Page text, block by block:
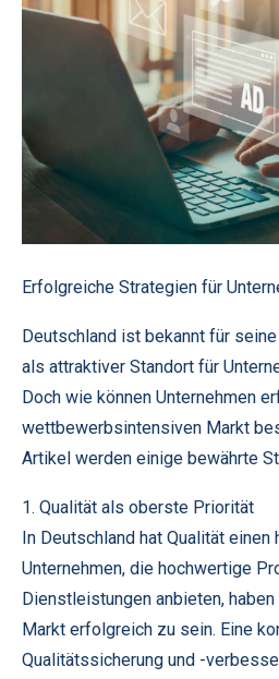
Erfolgreiche Strategien für
Deutschland ist bekannt für
als attraktiver Standort für
Doch wie können Unternehmen
wettbewerbsintensiven Markt
Artikel werden einige bewährte
1. Qualität als oberste Priorität
In Deutschland hat Qualität einen
Unternehmen, die hochwertige
Dienstleistungen anbieten,
Markt erfolgreich zu sein. Eine
Qualitätssicherung und -